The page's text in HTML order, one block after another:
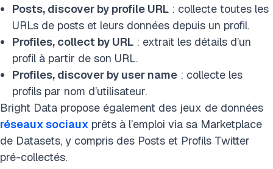
Posts, discover by profile URL : collecte toutes les
URLs de posts et leurs données depuis un profil.
Profiles, collect by URL : extrait les détails d’un
profil à partir de son URL.
Profiles, discover by user name : collecte les
profils par nom d’utilisateur.
Bright Data propose également des jeux de données
réseaux sociaux prêts à l’emploi via sa Marketplace
de Datasets, y compris des Posts et Profils Twitter
pré-collectés.